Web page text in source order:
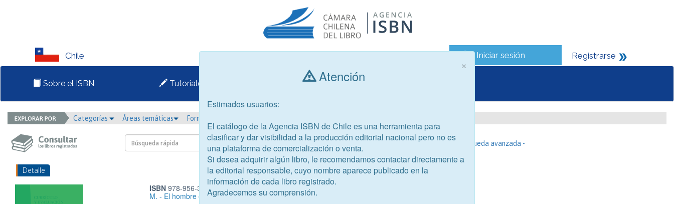
Chile Iniciar sesión Registrarse
Sobre el ISBN Tutoriales Consultar libros
Categorías Áreas temáticas Formato
- Búsqueda avanzada -
Detalle
ISBN978-956-384-577-8
M. - El hombre de la providencia
×
Atención
Estimados usuarios:
El catálogo de la Agencia ISBN de Chile es una herramienta para
clasificar y dar visibilidad a la producción editorial nacional pero no es
una plataforma de comercialización o venta.
Si desea adquirir algún libro, le recomendamos contactar directamente a
la editorial responsable, cuyo nombre aparece publicado en la
información de cada libro registrado.
Agradecemos su comprensión.